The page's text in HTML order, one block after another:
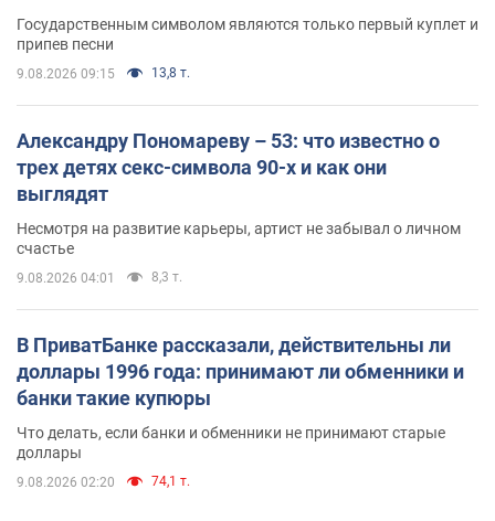
Государственным символом являются только первый куплет и
припев песни
9.08.2026 09:15 13,8 т.
Александру Пономареву – 53: что известно о
трех детях секс-символа 90-х и как они
выглядят
Несмотря на развитие карьеры, артист не забывал о личном
счастье
9.08.2026 04:01 8,3 т.
В ПриватБанке рассказали, действительны ли
доллары 1996 года: принимают ли обменники и
банки такие купюры
Что делать, если банки и обменники не принимают старые
доллары
9.08.2026 02:20 74,1 т.